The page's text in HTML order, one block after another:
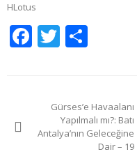
HLotus
Facebook
Twitter
gezinmesi
Gürses’e Havaalanı
Yapılmalı mı?: Batı
Antalya’nın Geleceğine
Dair – 19